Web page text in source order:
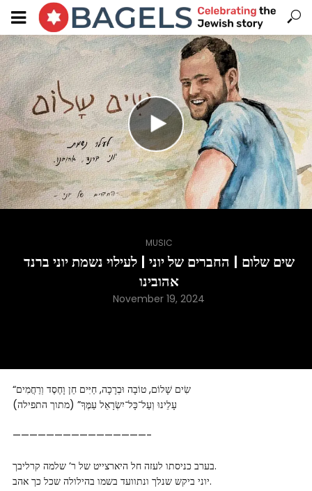
MUSIC
שים שלום | החברים של יוני | לעילוי נשמת יוני ברנד
אהובינו
November 19, 2024
“שִׂים שָׁלוֹם, טוֹבָה וּבְרָכָה, חַיִּים חֵן וָחֶסֶד וְרַחֲמִים
עָלֵינוּ וְעַל־כָּל־יִשְׂרָאֵל עַמֶּךָ” (מתוך התפילה)
————————————————-
בערב כניסתו לעזה חל היארצייט של ר’ שלמה קרליבך.
יוני ביקש שנלך ונתוועד בשמו בהילולה שכל כך אהב.